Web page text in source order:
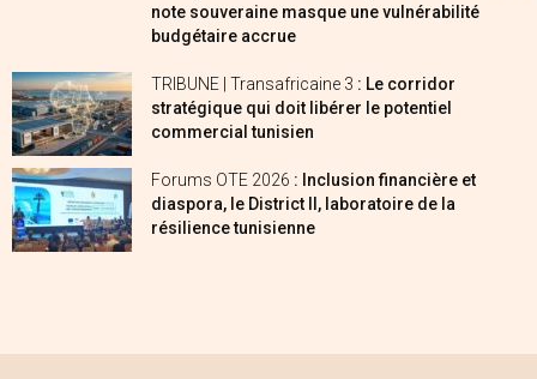
note souveraine masque une vulnérabilité
budgétaire accrue
TRIBUNE | Transafricaine 3 : Le corridor
stratégique qui doit libérer le potentiel
commercial tunisien
Forums OTE 2026 : Inclusion financière et
diaspora, le District II, laboratoire de la
résilience tunisienne